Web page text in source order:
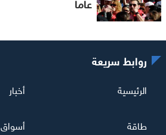
روابط سريعة
الرئيسية أخبار
طاقة أسواق